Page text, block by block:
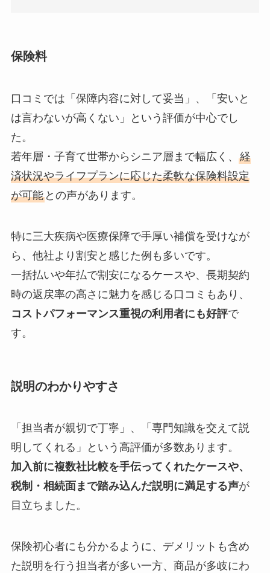
保険料
口コミでは「保障内容に対して妥当」、「安いと
は言わないが高くない」という評価が中心でし
た。
若年層・子育て世帯からシニア層まで幅広く、 経
済状況やライフプランに応じた柔軟な保険料設定
が可能との声があります。
特に三大疾病や医療保障で手厚い補償を受けなが
ら、他社より割安と感じた例も多いです。
一括払いや年払で割安になるケースや、長期契約
時の返戻率の高さに魅力を感じる口コミもあり、
コストパフォーマンス重視の利用者にも好評で
す。
説明のわかりやすさ
「担当者が親切で丁寧」、「専門知識を交えて説
明してくれる」という高評価が多数あります。
加入前に複数社比較を手伝ってくれたケースや、
税制・相続面まで踏み込んだ説明に満足する声が
目立ちました。
保険初心者にも分かるように、デメリットも含め
た説明を行う担当者が多い一方、商品が多岐にわ